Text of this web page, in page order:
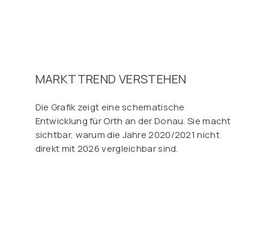
MARKTTREND VERSTEHEN
Die Grafik zeigt eine schematische
Entwicklung für Orth an der Donau. Sie macht
sichtbar, warum die Jahre 2020/2021 nicht
direkt mit 2026 vergleichbar sind.